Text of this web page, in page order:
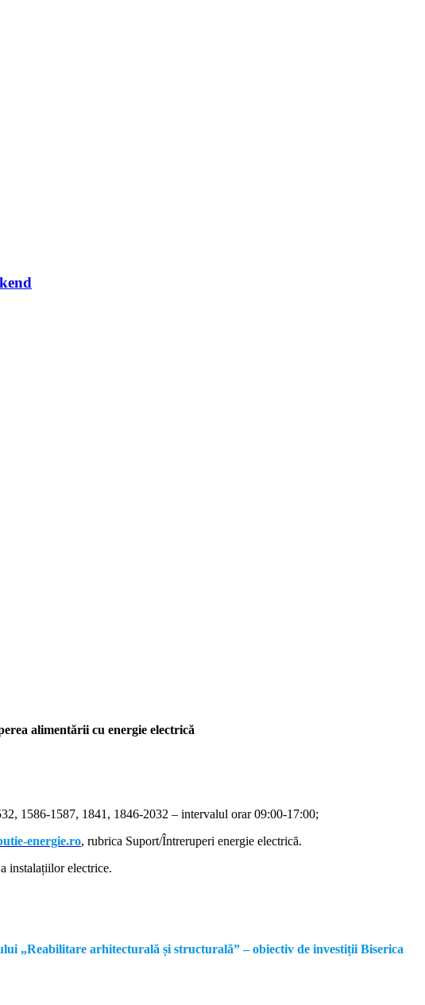
alimentării cu energie electrică
1586-1587, 1841, 1846-2032 – intervalul orar 09:00-17:00;
energie.ro, rubrica Suport/Întreruperi energie electrică.
instalațiilor electrice.
„Reabilitare arhitecturală și structurală” – obiectiv de investiții Biserica